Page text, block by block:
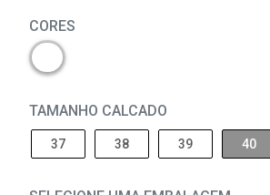
CORES
TAMANHO CALCADO
37 38 39 40